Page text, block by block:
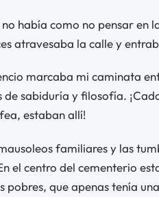
había como no pensar en
atravesaba la calle y
marcaba mi caminata
de sabiduría y filosofía.
estaban allí!
familiares y las
el centro del cementerio
pobres, que apenas tenía